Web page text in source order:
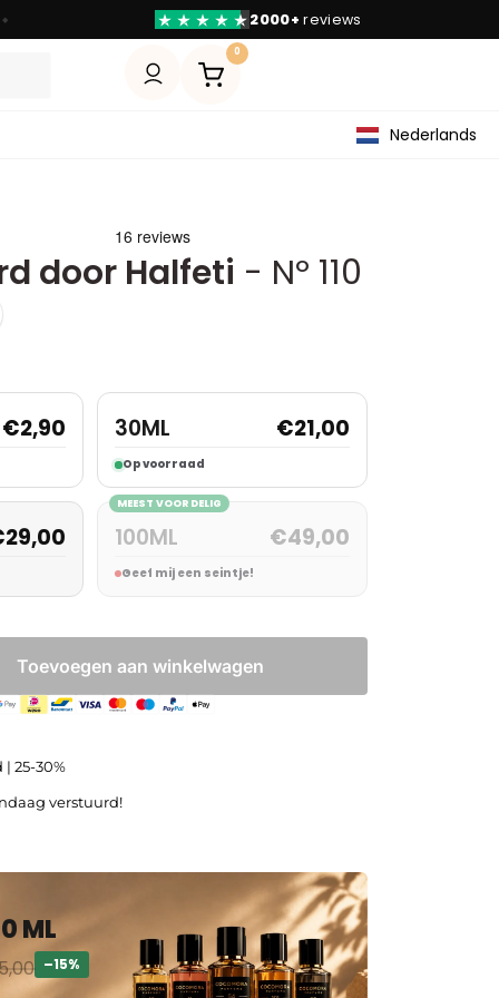
◆ 2000+ reviews
0
Nederlands
door Halfeti - Nº 110
€2,90 30ML
Op voorraad
€21,00
29,00
MEEST VOORDELIG
100ML
Geef mij een seintje!
€49,00
Toevoegen aan winkelwagen
25-30%
verstuurd!
ML
–15%